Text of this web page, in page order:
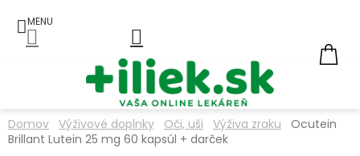
LIEKY
VITAMÍNY
Domov Výživové doplnky Oči, uši Výživa zraku
Ocutein
Brillant Lutein 25 mg 60 kapsúl + darček